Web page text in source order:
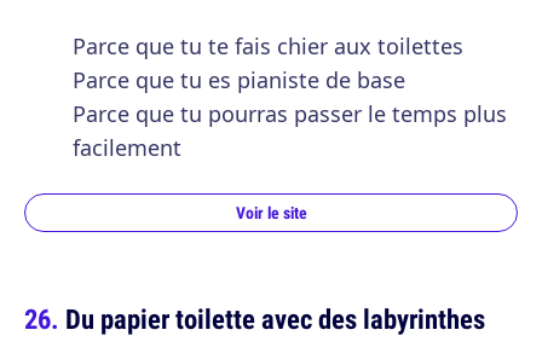
Parce que tu te fais chier aux toilettes
Parce que tu es pianiste de base
Parce que tu pourras passer le temps plus
facilement
Voir le site
Du papier toilette avec des labyrinthes